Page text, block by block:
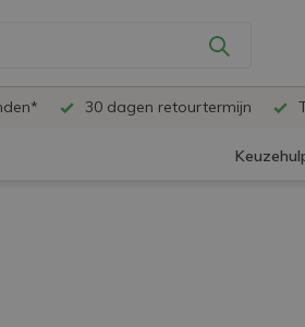
30 dagen retourtermijn